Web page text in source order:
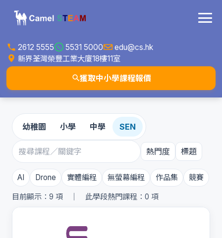
2612 5555 5531 5000
edu@cs.hk
新界荃灣榮豐工業大廈18樓11室
獲取中小學課程報價
幼稚園 小學 中學 SEN
熱門度 標題
AI Drone 實體編程 無螢幕編程 作品集 競賽
目前顯示： 9 項 ｜ 此學段熱門課程： 0 項